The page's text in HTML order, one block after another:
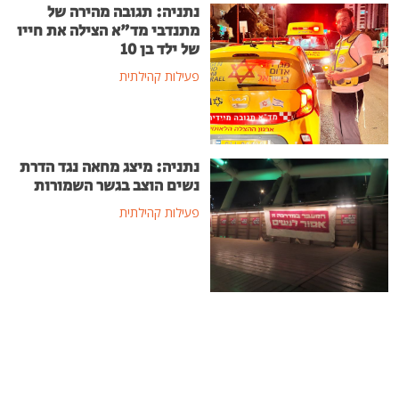
נתניה: תגובה מהירה של
מתנדבי מד"א הצילה את חייו
של ילד בן 10
פעילות קהילתית
נתניה: מיצג מחאה נגד הדרת
נשים הוצב בגשר השמורות
פעילות קהילתית